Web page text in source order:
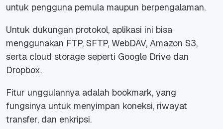
untuk pengguna pemula maupun berpengalaman.
Untuk dukungan protokol, aplikasi ini bisa
menggunakan FTP, SFTP, WebDAV, Amazon S3,
serta cloud storage seperti Google Drive dan
Dropbox.
Fitur unggulannya adalah bookmark, yang
fungsinya untuk menyimpan koneksi, riwayat
transfer, dan enkripsi.